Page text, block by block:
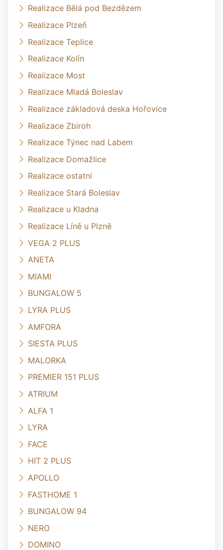
Realizace Bělá pod Bezdězem
Realizace Plzeň
Realizace Teplice
Realizace Kolín
Realizace Most
Realizace Mladá Boleslav
Realizace základová deska Hořovice
Realizace Zbiroh
Realizace Týnec nad Labem
Realizace Domažlice
Realizace ostatní
Realizace Stará Boleslav
Realizace u Kladna
Realizace Líně u Plzně
VEGA 2 PLUS
ANETA
MIAMI
BUNGALOW 5
LYRA PLUS
AMFORA
SIESTA PLUS
MALORKA
PREMIER 151 PLUS
ATRIUM
ALFA 1
LYRA
FACE
HIT 2 PLUS
APOLLO
FASTHOME 1
BUNGALOW 94
NERO
DOMINO